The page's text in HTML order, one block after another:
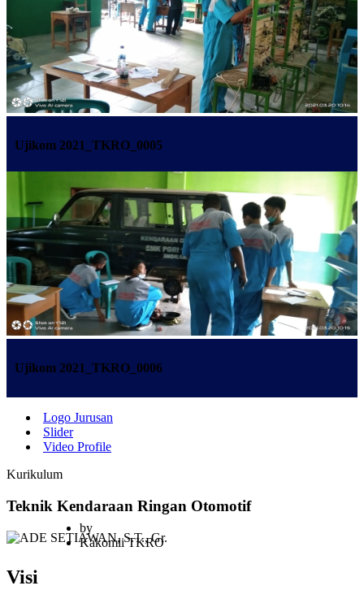
Ujikom 2021_TKRO_0005
Ujikom 2021_TKRO_0006
Logo Jurusan
Slider
Video Profile
Kurikulum
Teknik Kendaraan Ringan Otomotif
by
Kakomli TKRO
Visi